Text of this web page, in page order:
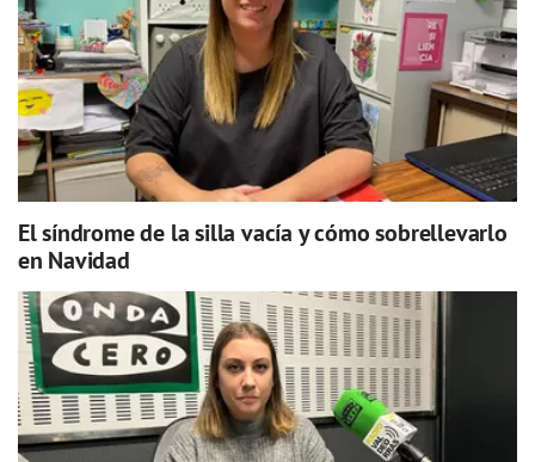
El síndrome de la silla vacía y cómo sobrellevarlo
en Navidad